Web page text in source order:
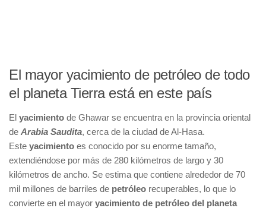
El mayor yacimiento de petróleo de todo
el planeta Tierra está en este país
El yacimiento de Ghawar se encuentra en la provincia oriental
de Arabia Saudita, cerca de la ciudad de Al-Hasa.
Este yacimiento es conocido por su enorme tamaño,
extendiéndose por más de 280 kilómetros de largo y 30
kilómetros de ancho. Se estima que contiene alrededor de 70
mil millones de barriles de petróleo recuperables, lo que lo
convierte en el mayor yacimiento de petróleo del planeta